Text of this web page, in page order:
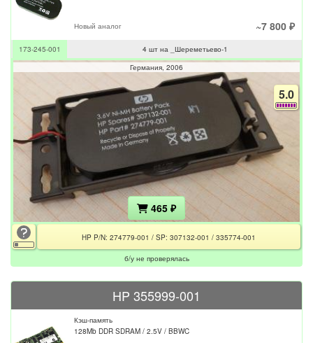
Новый аналог ~7 800 ₽
173-245-001
4 шт на _Шереметьево-1
Германия 2006
5.0
465 ₽
HP P/N: 274779-001 / SP: 307132-001 / 335774-001
б/у не проверялась
HP 355999-001
Кэш-память
128Mb DDR SDRAM / 2.5V / BBWC